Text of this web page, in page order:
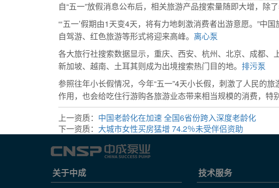
自“五一”放假消息公布后，相关旅游产品搜索量随即大增，除
“‘五一’假期由1天变4天，将有力地刺激消费者出游意愿。”中
自驾游、红色旅游等形式将迎来高峰。 离心泵
各大旅行社搜索数据显示，重庆、西安、杭州、北京、成都、
新加坡、越南、土耳其则成为出境搜索热门目的地。 排污泵
参照往年小长假情况，今年“五一”4天小长假，刺激了人民的
作用，也会给吃住行游购各旅游业态带来相当规模的消费，特
上一资质： 中国老龄化在加速 全国6省份跨入深度老龄化
下一资质： 大城市女性买房猛增 74.2％未受伴侣资助
关于中成 技术服务